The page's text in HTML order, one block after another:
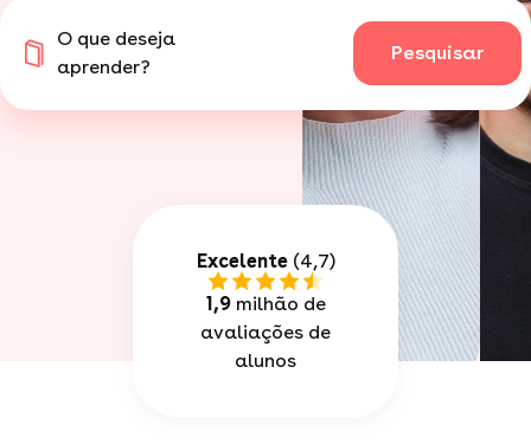
O que deseja
aprender?
Pesquisar
Excelente(4,7)
1,9milhão de
avaliações de
alunos